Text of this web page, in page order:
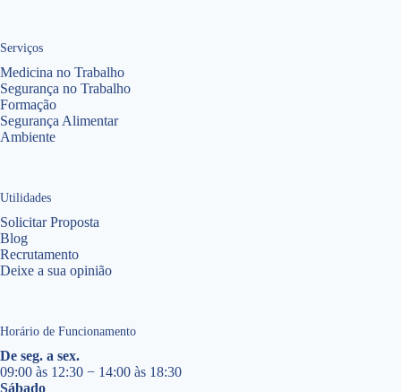
Serviços
Medicina no Trabalho
Segurança no Trabalho
Formação
Segurança Alimentar
Ambiente
Utilidades
Solicitar Proposta
Blog
Recrutamento
Deixe a sua opinião
Horário de Funcionamento
De seg. a sex.
09:00 às 12:30 − 14:00 às 18:30
Sábado